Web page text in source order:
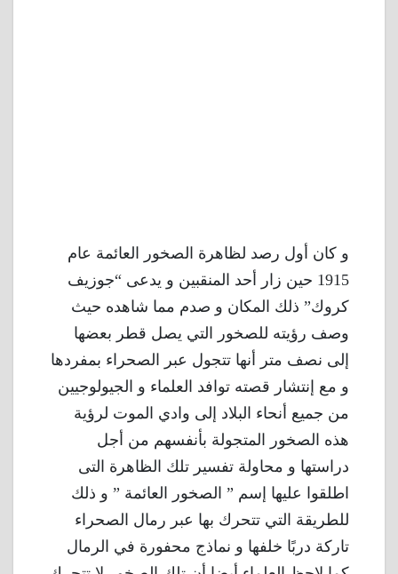
و كان أول رصد لظاهرة الصخور العائمة عام
1915 حين زار أحد المنقبين و يدعى “جوزيف
كروك” ذلك المكان و صدم مما شاهده حيث
وصف رؤيته للصخور التي يصل قطر بعضها
إلى نصف متر أنها تتجول عبر الصحراء بمفردها
و مع إنتشار قصته توافد العلماء و الجيولوجيين
من جميع أنحاء البلاد إلى وادي الموت لرؤية
هذه الصخور المتجولة بأنفسهم من أجل
دراستها و محاولة تفسير تلك الظاهرة التى
اطلقوا عليها إسم ” الصخور العائمة ” و ذلك
للطريقة التي تتحرك بها عبر رمال الصحراء
تاركة دربًا خلفها و نماذج محفورة في الرمال